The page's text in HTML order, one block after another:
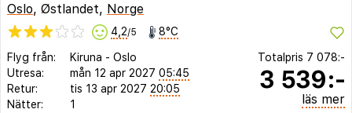
Oslo, Østlandet, Norge
4,2/5 8°C
Flyg från: Kiruna - Oslo
Utresa:
mån 12 apr 2027 05:45
Retur:
tis 13 apr 2027 20:05
Nätter:
1
Totalpris 7 078:-
3 539:-
läs mer